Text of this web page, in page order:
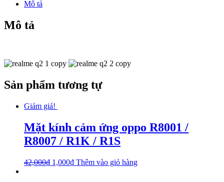
Mô tả
Mô tả
Sản phẩm tương tự
Giảm giá!
Mặt kính cảm ứng oppo R8001 /
R8007 / R1K / R1S
42,000₫ 1,000₫ Thêm vào giỏ hàng